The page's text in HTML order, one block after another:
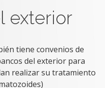
exterior
tiene convenios de
del exterior para
realizar su tratamiento